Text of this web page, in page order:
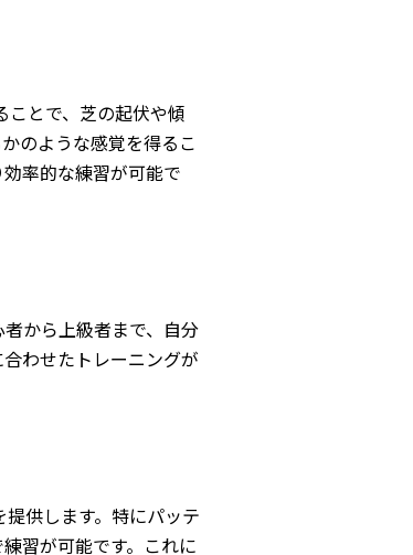
ことで、芝の起伏や傾
のような感覚を得るこ
率的な練習が可能で
から上級者まで、自分
わせたトレーニングが
供します。特にパッテ
習が可能です。これに